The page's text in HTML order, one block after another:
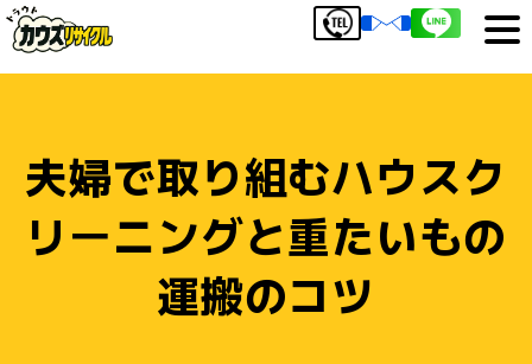
夫婦で取り組むハウスク
リーニングと重たいもの
運搬のコツ